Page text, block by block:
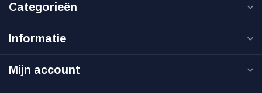
Categorieën
Informatie
Mijn account